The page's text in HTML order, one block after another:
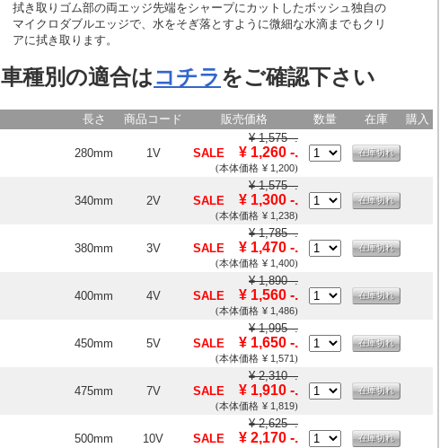
拭き取りゴム部の両エッジ先端をシャープにカットしたボッシュ独自の
マイクロダブルエッジで、水をそぎ落とすように微細な水滴までもクリ
アに拭き取ります。
車種別の適合はコチラ をご確認下さい
長さ 商品コード 販売価格 数量 在庫 購入
280mm 1V
¥ 1,575 -.
SALE ¥ 1,260 -.
(本体価格 ¥ 1,200)
在庫切れ
340mm 2V
¥ 1,575 -.
SALE ¥ 1,300 -.
(本体価格 ¥ 1,238)
在庫切れ
380mm 3V
¥ 1,785 -.
SALE ¥ 1,470 -.
(本体価格 ¥ 1,400)
在庫切れ
400mm 4V
¥ 1,890 -.
SALE ¥ 1,560 -.
(本体価格 ¥ 1,486)
在庫切れ
450mm 5V
¥ 1,995 -.
SALE ¥ 1,650 -.
(本体価格 ¥ 1,571)
在庫切れ
475mm 7V
¥ 2,310 -.
SALE ¥ 1,910 -.
(本体価格 ¥ 1,819)
在庫切れ
500mm 10V
¥ 2,625 -.
SALE ¥ 2,170 -. 在庫切れ